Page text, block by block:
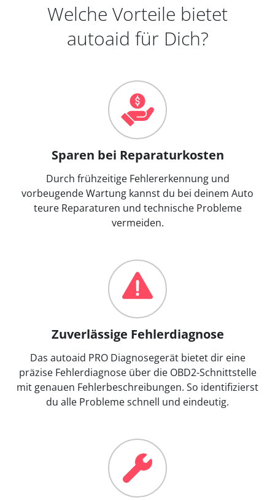
Welche Vorteile bietet
autoaid für Dich?
Sparen bei Reparaturkosten
Durch frühzeitige Fehlererkennung und
vorbeugende Wartung kannst du bei deinem Auto
teure Reparaturen und technische Probleme
vermeiden.
Zuverlässige Fehlerdiagnose
Das autoaid PRO Diagnosegerät bietet dir eine
präzise Fehlerdiagnose über die OBD2-Schnittstelle
mit genauen Fehlerbeschreibungen. So identifizierst
du alle Probleme schnell und eindeutig.